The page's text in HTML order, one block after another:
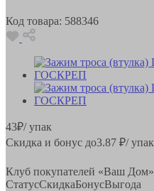
Код товара: 588346
43₽/ упак
Скидка и бонус до3.87 ₽/ упак
Клуб покупателей «Ваш Дом»
СтатусСкидкаБонусВыгода